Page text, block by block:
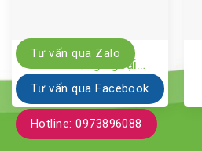
Hoa hồng ngoại
Molineux rose
Liên hệ
Tư vấn qua Zalo
Tư vấn qua Facebook
Hotline: 0973896088